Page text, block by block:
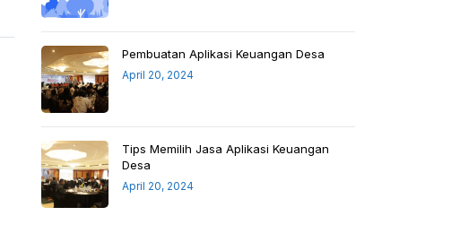
Pembuatan Aplikasi Keuangan Desa
April 20, 2024
Tips Memilih Jasa Aplikasi Keuangan
Desa
April 20, 2024